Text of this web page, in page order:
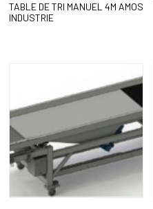
TABLE DE TRI MANUEL 4M AMOS
INDUSTRIE